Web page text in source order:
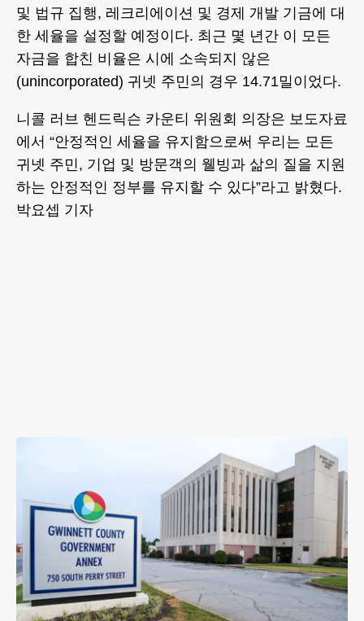
및 법규 집행, 레크리에이션 및 경제 개발 기금에 대
한 세율을 설정할 예정이다. 최근 몇 년간 이 모든
자금을 합친 비율은 시에 소속되지 않은
(unincorporated) 귀넷 주민의 경우 14.71밀이었다.
니콜 러브 헨드릭슨 카운티 위원회 의장은 보도자료
에서 “안정적인 세율을 유지함으로써 우리는 모든
귀넷 주민, 기업 및 방문객의 웰빙과 삶의 질을 지원
하는 안정적인 정부를 유지할 수 있다”라고 밝혔다.
박요셉 기자